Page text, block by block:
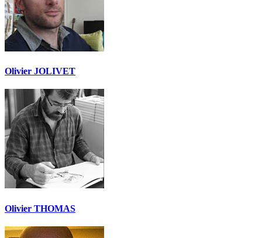
Olivier JOLIVET
Olivier THOMAS